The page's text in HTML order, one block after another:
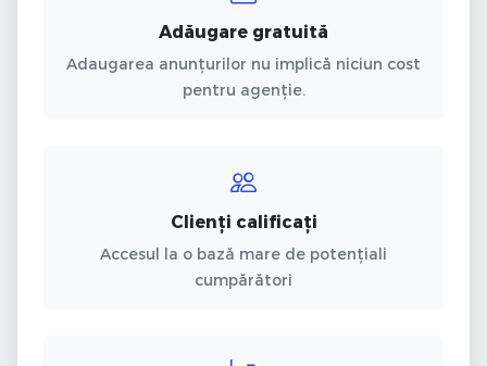
Adăugare gratuită
Adaugarea anunțurilor nu implică niciun cost
pentru agenție.
Clienți calificați
Accesul la o bază mare de potențiali
cumpărători